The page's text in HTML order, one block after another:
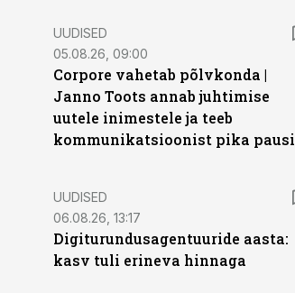
UUDISED
05.08.26, 09:00
Corpore vahetab põlvkonda |
Janno Toots annab juhtimise
uutele inimestele ja teeb
kommunikatsioonist pika pausi
UUDISED
06.08.26, 13:17
Digiturundusagentuuride aasta:
kasv tuli erineva hinnaga